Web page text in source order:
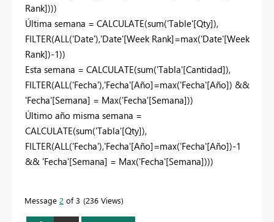
Rank])))
Última semana = CALCULATE(sum('Table'[Qty]),
FILTER(ALL('Date'),'Date'[Week Rank]=max('Date'[Week
Rank])-1))
Esta semana = CALCULATE(sum('Tabla'[Cantidad]),
FILTER(ALL('Fecha'),'Fecha'[Año]=max('Fecha'[Año]) &&
'Fecha'[Semana] = Max('Fecha'[Semana]))
Último año misma semana =
CALCULATE(sum('Tabla'[Qty]),
FILTER(ALL('Fecha'),'Fecha'[Año]=max('Fecha'[Año])-1
&& 'Fecha'[Semana] = Max('Fecha'[Semana])))
Message 2 of 3 236 Views